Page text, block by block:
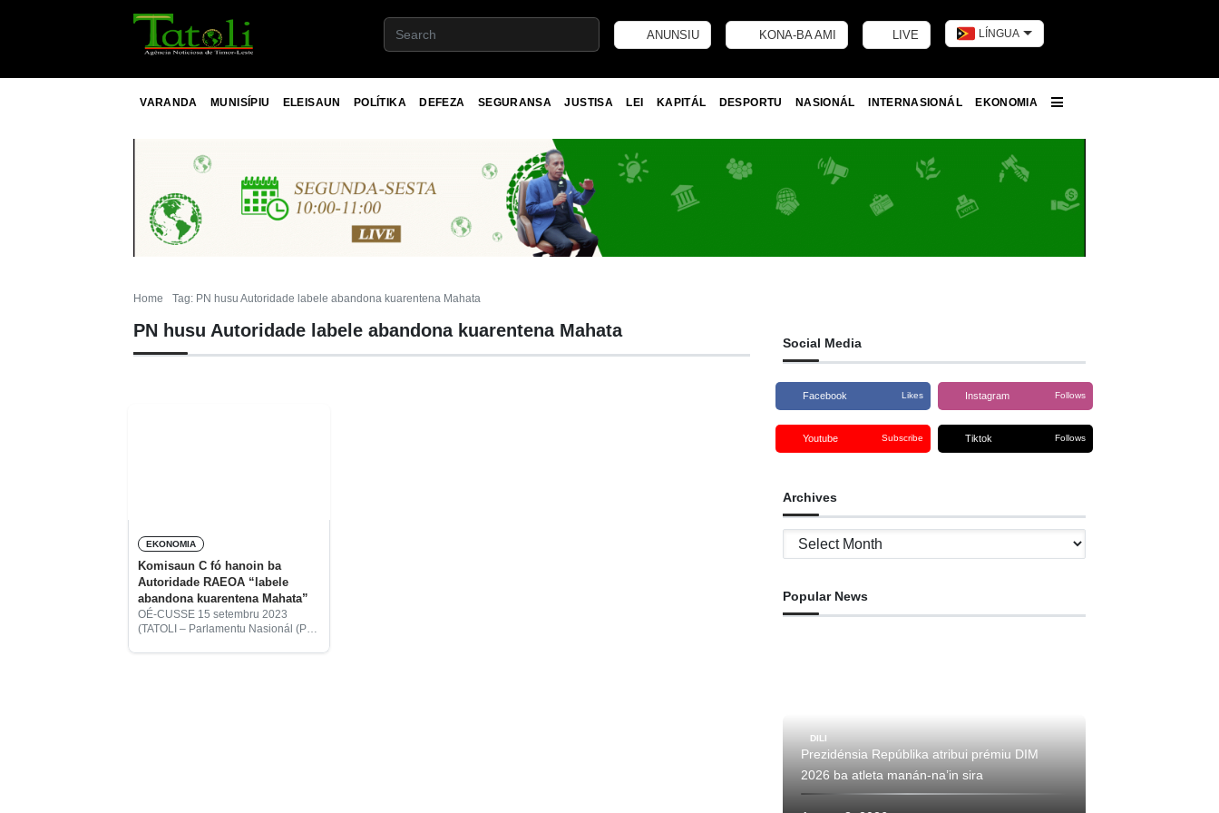
ANUNSIU KONA-BA AMI LIVE LÍNGUA
VARANDA MUNISÍPIU ELEISAUN POLÍTIKA DEFEZA SEGURANSA JUSTISA LEI KAPITÁL DESPORTU NASIONÁL INTERNASIONÁL
EKONOMIA
Home Tag: PN husu Autoridade labele abandona kuarentena Mahata
PN husu Autoridade labele abandona kuarentena Mahata
EKONOMIA
Komisaun C fó hanoin ba
Autoridade RAEOA “labele
abandona kuarentena Mahata”
OÉ-CUSSE 15 setembru 2023
(TATOLI – Parlamentu Nasionál (PN)
Social Media
Facebook Likes Instagram Follows
Youtube Subscribe Tiktok Follows
Archives
Archives
Popular News
DILI
Prezidénsia Repúblika atribui prémiu DIM
2026 ba atleta manán-na’in sira